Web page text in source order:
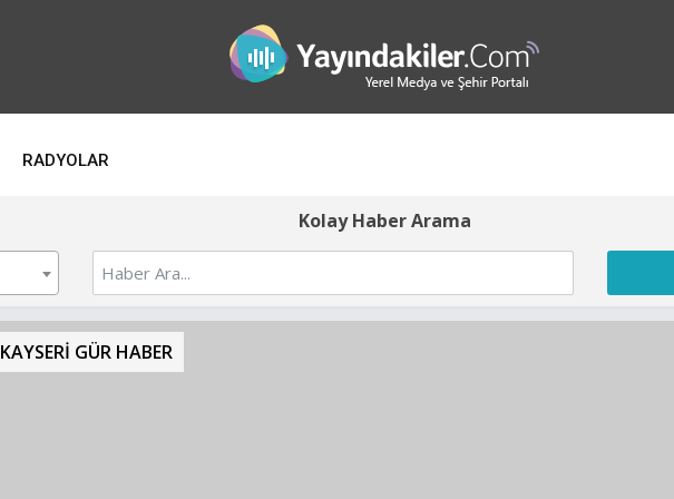
RADYOLAR
Kolay Haber Arama
Haberler.com / İSTANBUL